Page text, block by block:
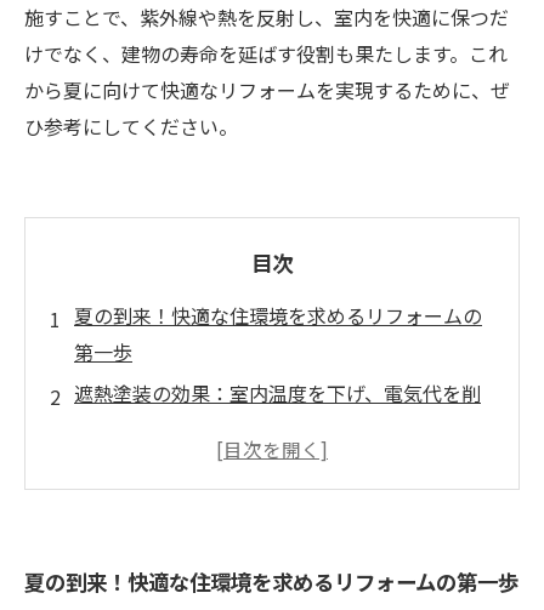
施すことで、紫外線や熱を反射し、室内を快適に保つだ
けでなく、建物の寿命を延ばす役割も果たします。これ
から夏に向けて快適なリフォームを実現するために、ぜ
ひ参考にしてください。
目次
夏の到来！快適な住環境を求めるリフォームの
第一歩
遮熱塗装の効果：室内温度を下げ、電気代を削
リフォーム実例：遮熱塗装で生まれ変わる家
快適な夏を過ごすための遮熱塗装の選び方ガイ
夏の到来！快適な住環境を求めるリフォームの第一歩